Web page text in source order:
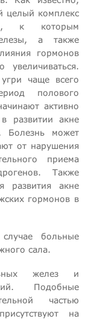
целый комплекс
к которым
а также
гормонов
чаще всего
полового
активно
развитии акне
Болезнь может
от нарушения
приема
Также
развития акне
гормонов в
больные
сала.
желез и
Подобные
частью
на